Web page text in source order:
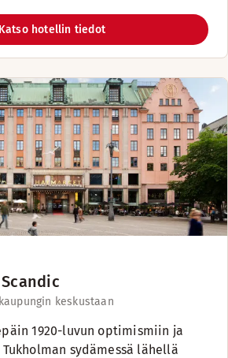
Katso hotellin tiedot
keskustaan
1920-luvun optimismiin ja
sydämessä lähellä